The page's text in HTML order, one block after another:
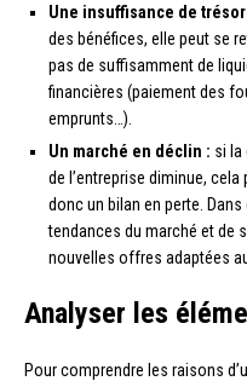
Une insuffisance de
des bénéfices, elle peut se
pas de suffisamment de
financières (paiement des
emprunts…).
Un marché en déclin : si la
de l’entreprise diminue,
donc un bilan en perte.
tendances du marché et de
nouvelles offres adaptées
Analyser les
Pour comprendre les raisons